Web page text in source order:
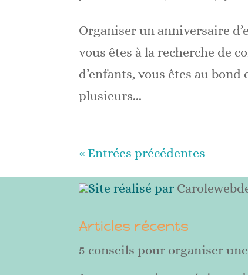
Organiser un anniversaire
vous êtes à la recherche de
d’enfants, vous êtes au
plusieurs...
« Entrées précédentes
Site réalisé par
Articles récents
5 conseils pour organiser